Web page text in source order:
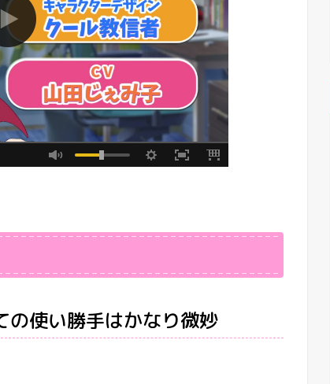
の使い勝手はかなり微妙